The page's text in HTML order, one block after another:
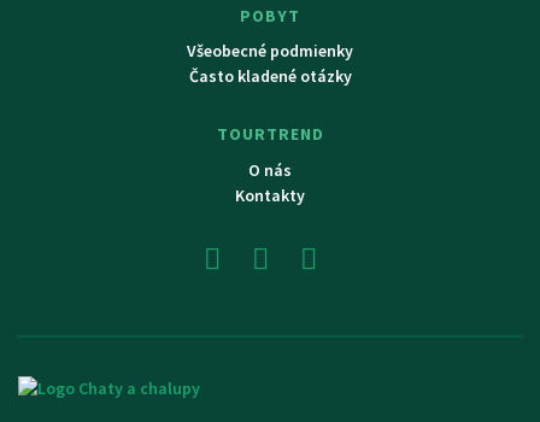
POBYT
Všeobecné podmienky
Často kladené otázky
TOURTREND
O nás
Kontakty